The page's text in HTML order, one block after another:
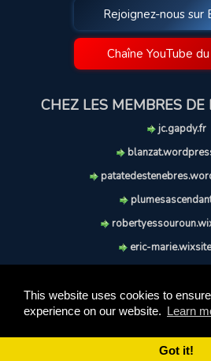
This website uses cookies to
experience on our website. Learn
Got it!
Rejoignez-nous sur
Chaîne YouTube
CHEZ LES MEMBRES
jc.gapdy.fr
eric-
Ce site est réalisé et maintenu